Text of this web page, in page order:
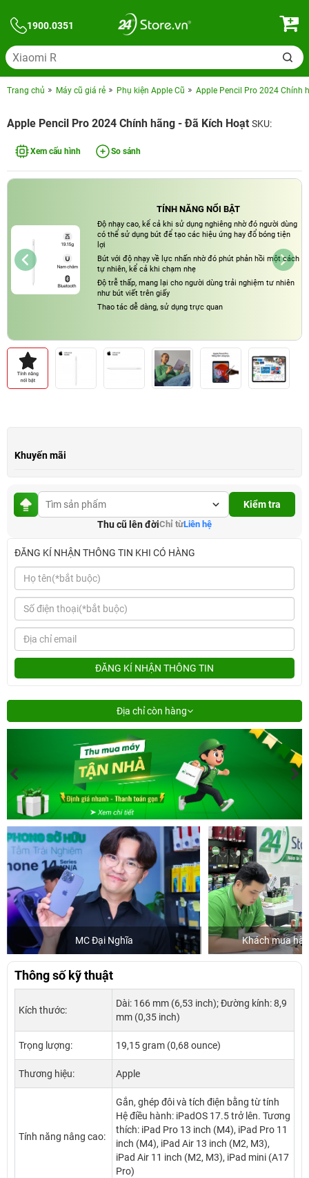
1900.0351
Trang chủ Máy cũ giá rẻ Phụ kiện Apple Cũ Apple Pencil Pro 2024 Chính
Apple Pencil Pro 2024 Chính hãng - Đã Kích Hoạt SKU:
Xem cấu hình So sánh
TÍNH NĂNG NỔI BẬT
Độ nhạy cao, kể cả khi sử dụng nghiêng nhờ đó người dùng
có thể sử dụng bút để tạo các hiệu ứng hay đổ bóng tiện
lợi
Bút với độ nhạy về lực nhấn nhờ đó phút phản hồi một cách
tự nhiên, kể cả khi chạm nhẹ
Độ trễ thấp, mang lại cho người dùng trải nghiệm tư nhiên
như bút viết trên giấy
Thao tác dễ dàng, sử dụng trực quan
Khuyến mãi
Kiểm tra
Thu cũ lên đờiChỉ từLiên hệ
ĐĂNG KÍ NHẬN THÔNG TIN KHI CÓ HÀNG
ĐĂNG KÍ NHẬN THÔNG TIN
Địa chỉ còn hàng
Khách mua hàng tại 24hStore
Thông số kỹ thuật
Kích thước:
Dài: 166 mm (6,53 inch); Đường kính: 8,9
mm (0,35 inch)
Trọng lượng: 19,15 gram (0,68 ounce)
Thương hiệu: Apple
Tính năng nâng cao:
Gắn, ghép đôi và tích điện bằng từ tính
Hệ điều hành: iPadOS 17.5 trở lên. Tương
thích: iPad Pro 13 inch (M4), iPad Pro 11
inch (M4), iPad Air 13 inch (M2, M3),
iPad Air 11 inch (M2, M3), iPad mini (A17
Pro)